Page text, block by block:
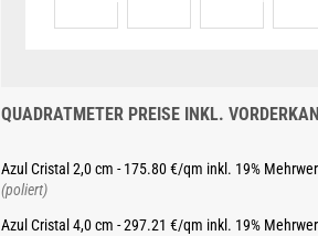
QUADRATMETER PREISE INKL.
Azul Cristal 2,0 cm - 175.80 €/qm inkl. 19%
(poliert)
Azul Cristal 4,0 cm - 297.21 €/qm inkl. 19%